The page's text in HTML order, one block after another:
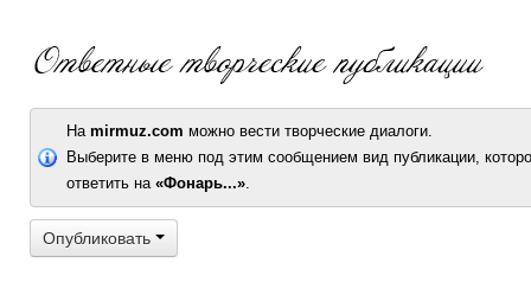
На mirmuz.com можно вести творческие диалоги.
Выберите в меню под этим сообщением вид публикации,
ответить на «Фонарь...».
Опубликовать